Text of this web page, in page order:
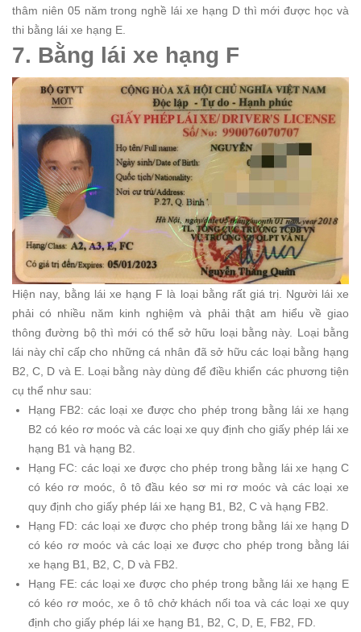
thâm niên 05 năm trong nghề lái xe hạng D thì mới được học và
thi bằng lái xe hạng E.
7. Bằng lái xe hạng F
Hiện nay, bằng lái xe hạng F là loại bằng rất giá trị. Người lái xe
phải có nhiều năm kinh nghiệm và phải thật am hiểu về giao
thông đường bộ thì mới có thể sở hữu loại bằng này. Loại bằng
lái này chỉ cấp cho những cá nhân đã sở hữu các loại bằng hạng
B2, C, D và E. Loại bằng này dùng để điều khiển các phương tiện
cụ thể như sau:
Hạng FB2: các loại xe được cho phép trong bằng lái xe hạng
B2 có kéo rơ moóc và các loại xe quy định cho giấy phép lái xe
hạng B1 và hạng B2.
Hạng FC: các loại xe được cho phép trong bằng lái xe hạng C
có kéo rơ moóc, ô tô đầu kéo sơ mi rơ moóc và các loại xe
quy định cho giấy phép lái xe hạng B1, B2, C và hạng FB2.
Hạng FD: các loại xe được cho phép trong bằng lái xe hạng D
có kéo rơ moóc và các loại xe được cho phép trong bằng lái
xe hạng B1, B2, C, D và FB2.
Hạng FE: các loại xe được cho phép trong bằng lái xe hạng E
có kéo rơ moóc, xe ô tô chở khách nối toa và các loại xe quy
định cho giấy phép lái xe hạng B1, B2, C, D, E, FB2, FD.